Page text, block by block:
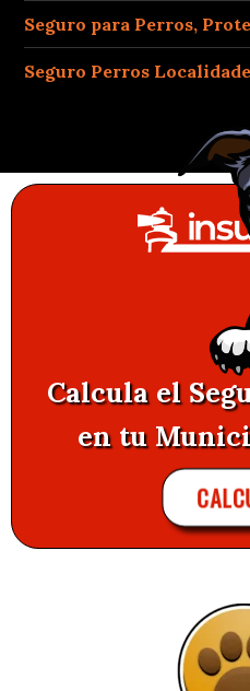
Seguro para Perros,
Seguro Perros
Calcula el
en tu